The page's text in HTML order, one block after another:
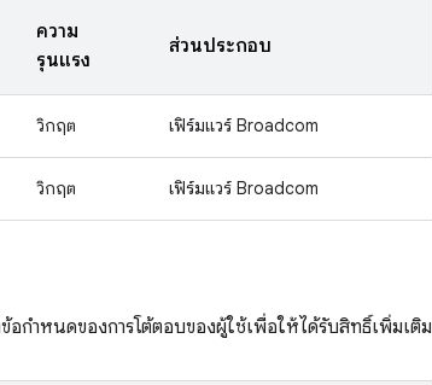
ความ
รุนแรง
ส่วนประกอบ
วิกฤต เฟิร์มแวร์ Broadcom
วิกฤต เฟิร์มแวร์ Broadcom
อกำหนดของการโต้ตอบของผู้ใช้เพื่อให้ได้รับสิทธิ์เพิ่มเติม